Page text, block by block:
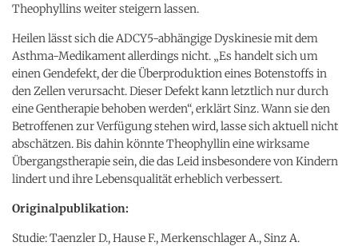
Theophyllins weiter steigern lassen.
Heilen lässt sich die ADCY5-abhängige Dyskinesie mit dem
Asthma-Medikament allerdings nicht. „Es handelt sich um
einen Gendefekt, der die Überproduktion eines Botenstoffs in
den Zellen verursacht. Dieser Defekt kann letztlich nur durch
eine Gentherapie behoben werden“, erklärt Sinz. Wann sie den
Betroffenen zur Verfügung stehen wird, lasse sich aktuell nicht
abschätzen. Bis dahin könnte Theophyllin eine wirksame
Übergangstherapie sein, die das Leid insbesondere von Kindern
lindert und ihre Lebensqualität erheblich verbessert.
Originalpublikation:
Studie: Taenzler D., Hause F., Merkenschlager A., Sinz A.